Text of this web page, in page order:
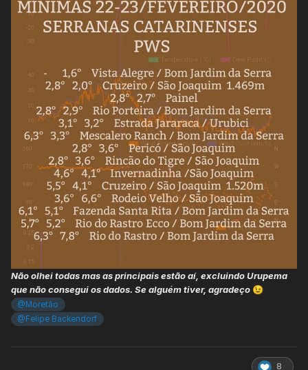
Não olhei todas mas as principais estão aí, excluindo Urupema
que não consegui os dados. Se alguém tiver, agradeço 😉
@Moretão
@Felipe Backendorf
8